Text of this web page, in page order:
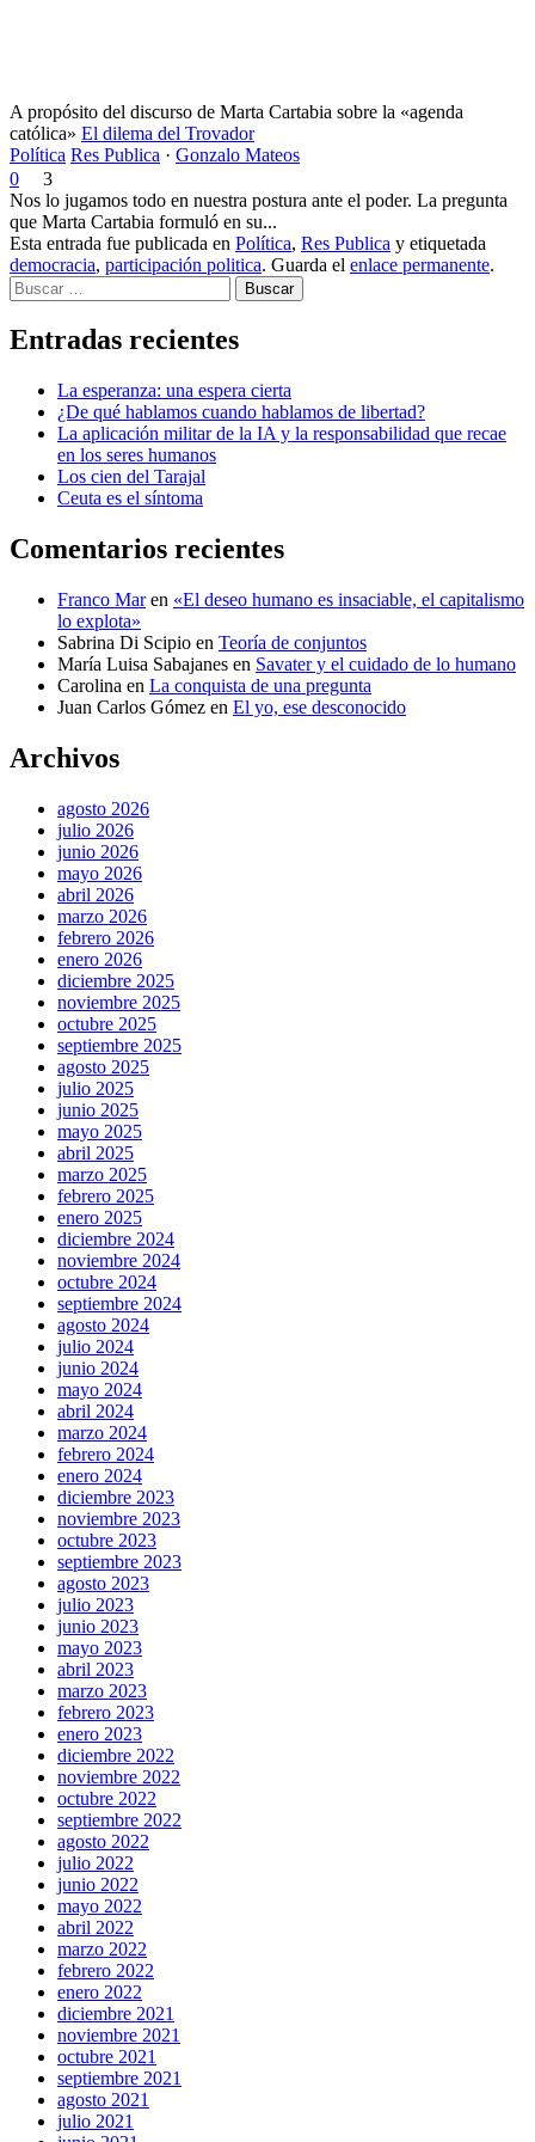
A propósito del discurso de Marta Cartabia sobre la «agenda
católica» El dilema del Trovador
Política Res Publica · Gonzalo Mateos
0
3
Nos lo jugamos todo en nuestra postura ante el poder. La pregunta
que Marta Cartabia formuló en su...
Esta entrada fue publicada en Política, Res Publica y etiquetada
democracia, participación politica. Guarda el enlace permanente.
Buscar
Entradas recientes
La esperanza: una espera cierta
¿De qué hablamos cuando hablamos de libertad?
La aplicación militar de la IA y la responsabilidad que recae
en los seres humanos
Los cien del Tarajal
Ceuta es el síntoma
Comentarios recientes
Franco Maren «El deseo humano es insaciable, el capitalismo
lo explota»
Sabrina Di Scipio en Teoría de conjuntos
María Luisa Sabajanes en Savater y el cuidado de lo humano
Carolina en La conquista de una pregunta
Juan Carlos Gómez en El yo, ese desconocido
Archivos
agosto 2026
julio 2026
junio 2026
mayo 2026
abril 2026
marzo 2026
febrero 2026
enero 2026
diciembre 2025
noviembre 2025
octubre 2025
septiembre 2025
agosto 2025
julio 2025
junio 2025
mayo 2025
abril 2025
marzo 2025
febrero 2025
enero 2025
diciembre 2024
noviembre 2024
octubre 2024
septiembre 2024
agosto 2024
julio 2024
junio 2024
mayo 2024
abril 2024
marzo 2024
febrero 2024
enero 2024
diciembre 2023
noviembre 2023
octubre 2023
septiembre 2023
agosto 2023
julio 2023
junio 2023
mayo 2023
abril 2023
marzo 2023
febrero 2023
enero 2023
diciembre 2022
noviembre 2022
octubre 2022
septiembre 2022
agosto 2022
julio 2022
junio 2022
mayo 2022
abril 2022
marzo 2022
febrero 2022
enero 2022
diciembre 2021
noviembre 2021
octubre 2021
septiembre 2021
agosto 2021
julio 2021